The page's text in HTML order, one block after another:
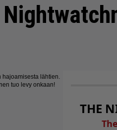
hajoamisesta lähtien.
tuo levy onkaan!
THE